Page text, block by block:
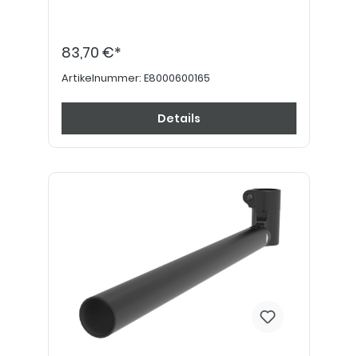
83,70 €*
Artikelnummer: E8000600165
Details